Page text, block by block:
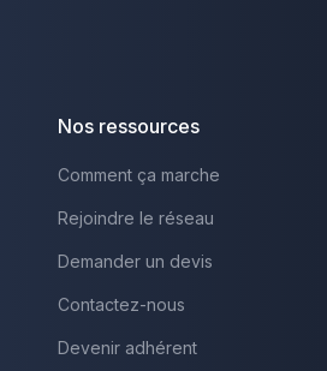
Nos ressources
Comment ça marche
Rejoindre le réseau
Demander un devis
Contactez-nous
Devenir adhérent